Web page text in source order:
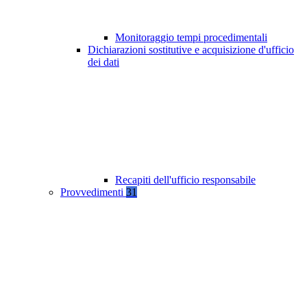
Monitoraggio tempi procedimentali
Dichiarazioni sostitutive e acquisizione d'ufficio
dei dati
Recapiti dell'ufficio responsabile
Provvedimenti 31